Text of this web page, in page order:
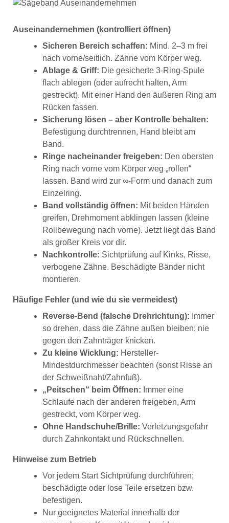
Auseinandernehmen (kontrolliert öffnen)
Sicheren Bereich schaffen: Mind. 2–3 m frei
nach vorne/seitlich. Zähne vom Körper weg.
Ablage & Griff: Die gesicherte 3-Ring-Spule
flach ablegen (oder aufrecht halten, Arm
gestreckt). Mit einer Hand den äußeren Ring am
Rücken fassen.
Sicherung lösen – aber Kontrolle behalten:
Befestigung durchtrennen, Hand bleibt am
Band.
Ringe nacheinander freigeben: Den obersten
Ring nach vorne vom Körper weg „rollen“
lassen. Band wird zur ∞-Form und danach zum
Einzelring.
Band vollständig öffnen: Mit beiden Händen
greifen, Drehmoment abklingen lassen (kleine
Rollbewegung nach vorne). Jetzt liegt das Band
als großer Kreis vor dir.
Nachkontrolle: Sichtprüfung auf Kinks, Risse,
verbogene Zähne. Beschädigte Bänder nicht
montieren.
Häufige Fehler (und wie du sie vermeidest)
Reverse-Bend (falsche Drehrichtung): Immer
so drehen, dass die Zähne außen bleiben; nie
gegen den Zahnträger knicken.
Zu kleine Wicklung: Hersteller-
Mindestdurchmesser beachten (sonst Risse an
der Schweißnaht/Zahnfuß).
„Peitschen“ beim Öffnen: Immer eine
Schlaufe nach der anderen freigeben, Arm
gestreckt, vom Körper weg.
Ohne Handschuhe/Brille: Verletzungsgefahr
durch Zahnkontakt und Rückschnellen.
Hinweise zum Betrieb
Vor jedem Start Sichtprüfung durchführen;
beschädigte oder lose Teile ersetzen bzw.
befestigen.
Nur geeignetes Material innerhalb der